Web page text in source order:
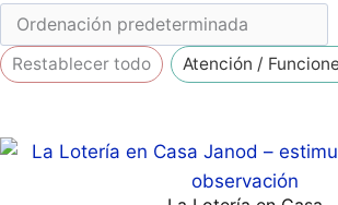
Restablecer todo Atención /